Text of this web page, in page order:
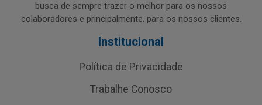
busca de sempre trazer o melhor para os nossos
colaboradores e principalmente, para os nossos clientes.
Institucional
Política de Privacidade
Trabalhe Conosco